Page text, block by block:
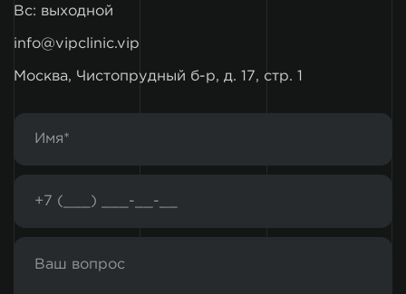
Вс: выходной
info@vipclinic.vip
Москва, Чистопрудный б-р, д. 17, стр. 1